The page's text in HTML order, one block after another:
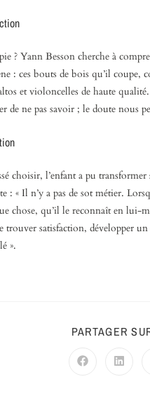
? Yann Besson cherche à
: ces bouts de bois qu’il
et violoncelles de haute
de ne pas savoir ; le doute nous
choisir, l’enfant a pu
: « Il n’y a pas de sot métier.
chose, qu’il le reconnaît en lui-
trouver satisfaction, développer
».
PARTAGER